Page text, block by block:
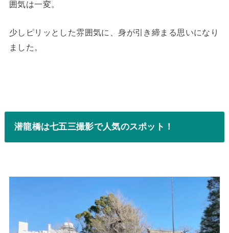
囲気は一変。
少しピリッとした雰囲気に、身が引き締まる思いになり
ました。
潜龍橋は七五三撮影で人気のスポット！